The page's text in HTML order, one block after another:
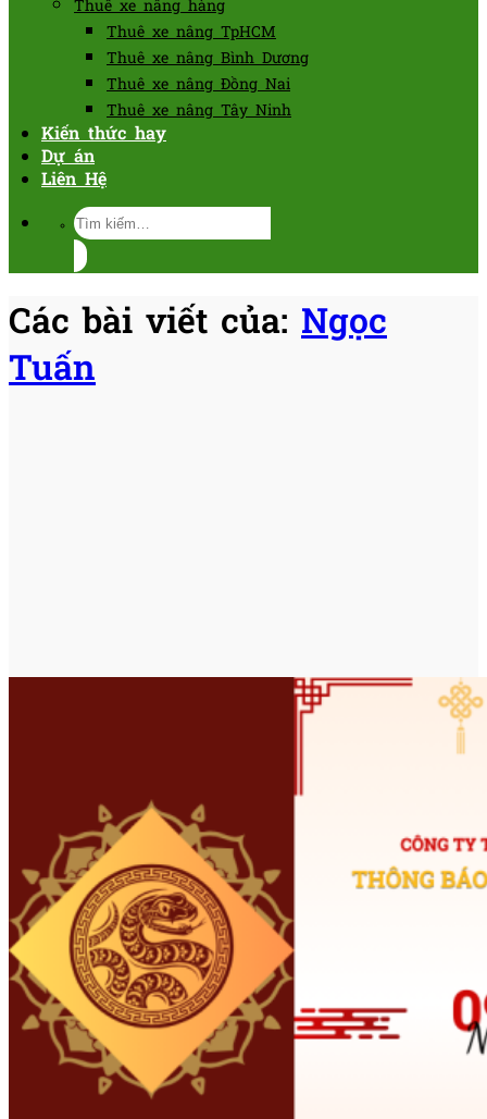
Thuê xe nâng hàng
Thuê xe nâng TpHCM
Thuê xe nâng Bình Dương
Thuê xe nâng Đồng Nai
Thuê xe nâng Tây Ninh
Kiến thức hay
Dự án
Liên Hệ
Tìm
kiếm:
Các bài viết của: Ngọc
Tuấn